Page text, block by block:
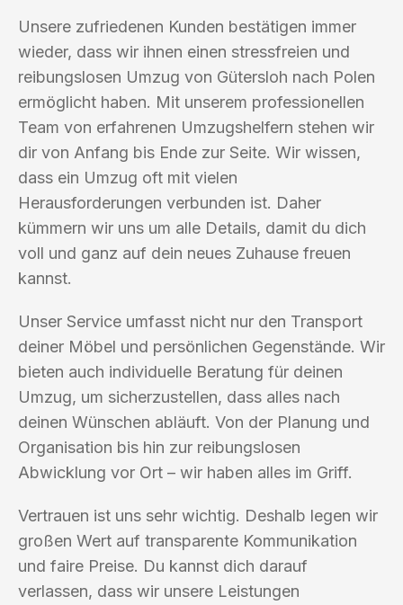
Unsere zufriedenen Kunden bestätigen immer
wieder, dass wir ihnen einen stressfreien und
reibungslosen Umzug von Gütersloh nach Polen
ermöglicht haben. Mit unserem professionellen
Team von erfahrenen Umzugshelfern stehen wir
dir von Anfang bis Ende zur Seite. Wir wissen,
dass ein Umzug oft mit vielen
Herausforderungen verbunden ist. Daher
kümmern wir uns um alle Details, damit du dich
voll und ganz auf dein neues Zuhause freuen
kannst.
Unser Service umfasst nicht nur den Transport
deiner Möbel und persönlichen Gegenstände. Wir
bieten auch individuelle Beratung für deinen
Umzug, um sicherzustellen, dass alles nach
deinen Wünschen abläuft. Von der Planung und
Organisation bis hin zur reibungslosen
Abwicklung vor Ort – wir haben alles im Griff.
Vertrauen ist uns sehr wichtig. Deshalb legen wir
großen Wert auf transparente Kommunikation
und faire Preise. Du kannst dich darauf
verlassen, dass wir unsere Leistungen